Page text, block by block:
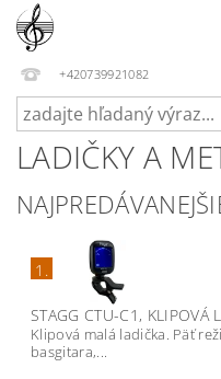
+420739921082
LADIČKY A
1.
STAGG CTU-C1, KLIPOVÁ
Klipová malá ladička. Päť
basgitara,...